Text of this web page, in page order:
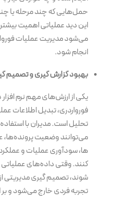
حمل‌هایی که چند مرحله یا
این دید عملیاتی اهمیت
می‌شود مدیریت عملیات
انجام شود.
بهبود گزارش گیری و تصمیم
یکی از ارزش‌های مهم نرم
فورواردری، تبدیل اطلاعات
تحلیل است. مدیران با
می‌توانند وضعیت پرونده‌ها،
ها، سودآوری عملیات و
کنند. وقتی داده‌های
شوند، تصمیم گیری مدیریتی
تجربه فردی خارج می‌شود و